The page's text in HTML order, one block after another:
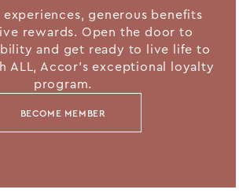
generous benefits
rewards. Open the door to
and get ready to live life to
ALL, Accor's exceptional loyalty
program.
BECOME MEMBER